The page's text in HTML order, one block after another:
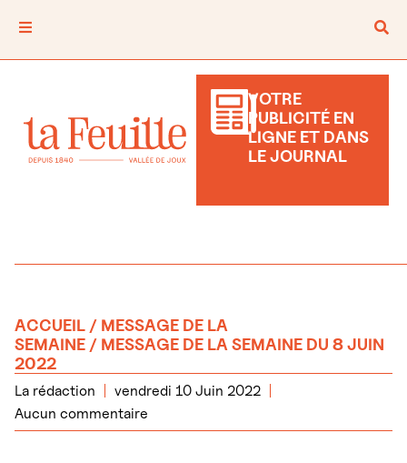
VOTRE
PUBLICITÉ EN
LIGNE ET DANS
LE JOURNAL
ACCUEIL / MESSAGE DE LA
SEMAINE / MESSAGE DE LA SEMAINE DU 8 JUIN
2022
La rédaction
vendredi 10 Juin 2022
Aucun commentaire